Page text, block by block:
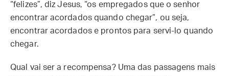
“felizes”, diz Jesus, “os empregados que o senhor
encontrar acordados quando chegar”, ou seja,
encontrar acordados e prontos para servi-lo quando
chegar.
Qual vai ser a recompensa? Uma das passagens mais